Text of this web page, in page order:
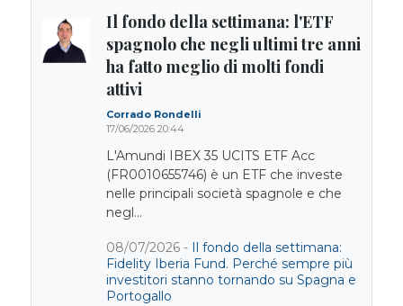
Il fondo della settimana: l'ETF
spagnolo che negli ultimi tre anni
ha fatto meglio di molti fondi
attivi
Corrado Rondelli
17/06/2026 20:44
L'Amundi IBEX 35 UCITS ETF Acc
(FR0010655746) è un ETF che investe
nelle principali società spagnole e che
negl...
08/07/2026 -
Il fondo della settimana:
Fidelity Iberia Fund. Perché sempre più
investitori stanno tornando su Spagna e
Portogallo